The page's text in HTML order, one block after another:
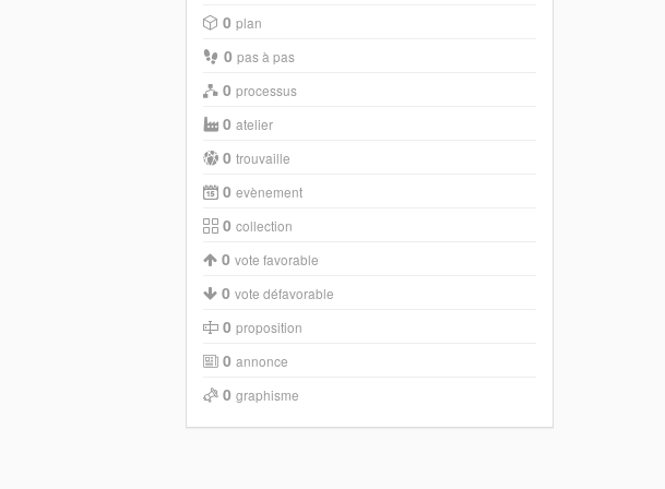
0 plan
0 pas à pas
0 processus
0 atelier
0 trouvaille
0 evènement
0 collection
0 vote favorable
0 vote défavorable
0 proposition
0 annonce
0 graphisme